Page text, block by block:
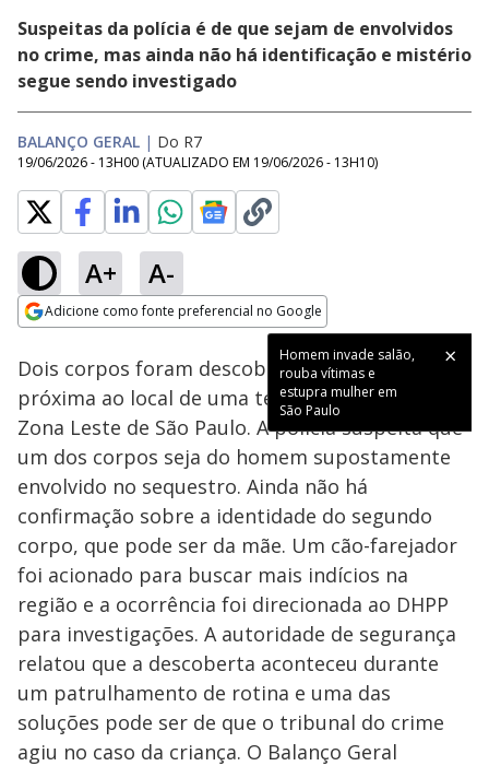
Suspeitas da polícia é de que sejam de envolvidos
no crime, mas ainda não há identificação e mistério
segue sendo investigado
BALANÇO GERAL | Do R7
19/06/2026 - 13H00 (ATUALIZADO EM 19/06/2026 - 13H10)
A+ A-
Adicione como fonte preferencial no Google
Homem invade salão,
rouba vítimas e
estupra mulher em
São Paulo
Ativar
Loaded
20.11%
Dois corpos foram descobertos em área
próxima ao local de uma tentativa de rapto na
Zona Leste de São Paulo. A polícia suspeita que
um dos corpos seja do homem supostamente
envolvido no sequestro. Ainda não há
confirmação sobre a identidade do segundo
corpo, que pode ser da mãe. Um cão-farejador
foi acionado para buscar mais indícios na
região e a ocorrência foi direcionada ao DHPP
para investigações. A autoridade de segurança
relatou que a descoberta aconteceu durante
um patrulhamento de rotina e uma das
soluções pode ser de que o tribunal do crime
agiu no caso da criança. O Balanço Geral